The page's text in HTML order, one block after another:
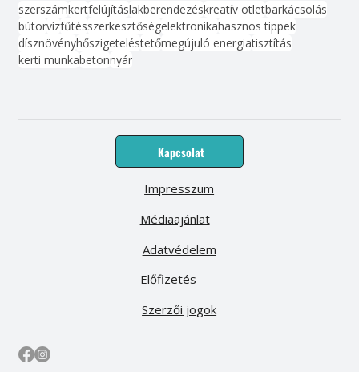
szerszámkertfelújításlakberendezéskreatív ötletbarkácsolás
bútorvízfűtésszerkesztőségelektronikahasznos tippek
dísznövényhőszigeteléstetőmegújuló energiatisztítás
kerti munkabetonnyár
Kapcsolat
Médiaajánlat
Előfizetés
Impresszum
Adatvédelem
Szerzői jogok